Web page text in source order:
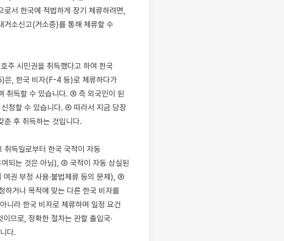
서 한국에 적법하게 장기 체류하려면,
소신고(거소증)를 통해 체류할 수
주 시민권을 취득했다고 하여 한국
은, 한국 비자(F-4 등)로 체류하다가
취득할 수 있습니다. ③ 즉 외국인이 된
청할 수 있습니다. ④ 따라서 지금 당장
춘 후 취득하는 것입니다.
득일로부터 한국 국적이 자동
되는 것은 아님), ② 국적이 자동 상실된
권 부정 사용·불법체류 등의 문제), ③
거나 목적에 맞는 다른 한국 비자를
니라 한국 비자로 체류하며 일정 요건
므로, 정확한 절차는 관할 출입국·
다.